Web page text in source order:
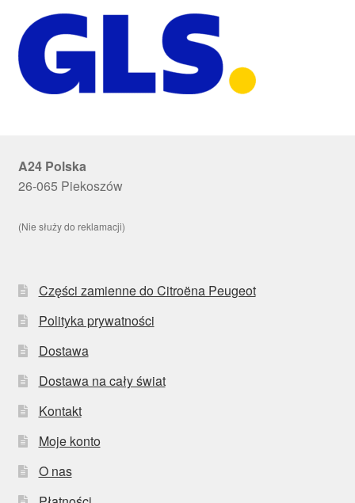
A24 Polska
26-065 Piekoszów
(Nie służy do reklamacji)
Części zamienne do Citroëna Peugeot
Polityka prywatności
Dostawa
Dostawa na cały świat
Kontakt
Moje konto
O nas